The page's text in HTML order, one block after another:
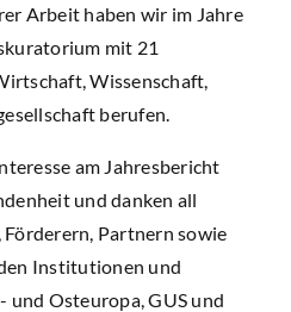
Arbeit haben wir im Jahre
mit 21
Wissenschaft,
berufen.
am Jahresbericht
und danken all
Partnern sowie
Institutionen und
Osteuropa, GUS und